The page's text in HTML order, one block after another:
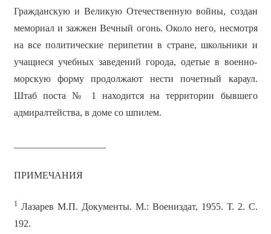
Гражданскую и Великую Отечественную войны, создан
мемориал и зажжен Вечный огонь. Около него, несмотря
на все политические перипетии в стране, школьники и
учащиеся учебных заведений города, одетые в военно-
морскую форму продолжают нести почетный караул.
Штаб поста № 1 находится на территории бывшего
адмиралтейства, в доме со шпилем.
ПРИМЕЧАНИЯ
1 Лазарев М.П. Документы. М.: Воениздат, 1955. Т. 2. С.
192.